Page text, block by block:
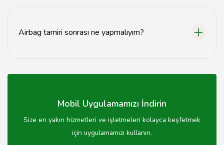
kadar çıkabilir.
Airbag tamiri sonrası ne yapmalıyım?
düzgün çalıştığından emin olmak için servisten onay
Mobil Uygulamamızı İndirin
Size en yakın hizmetleri ve işletmeleri kolayca keşfetmek
için uygulamamızı kullanın.